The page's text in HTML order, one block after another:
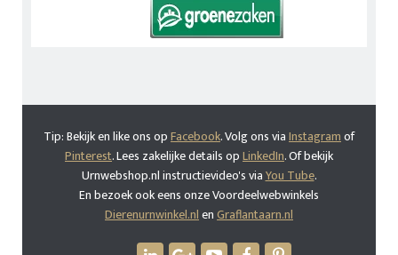
Tip: Bekijk en like ons opFacebook. Volg ons viaInstagramof
Pinterest. Lees zakelijke details opLinkedIn. Of bekijk
Urnwebshop.nl instructievideo's viaYou Tube.
En bezoek ook eens onze Voordeelwebwinkels
Dierenurnwinkel.nlenGraflantaarn.nl